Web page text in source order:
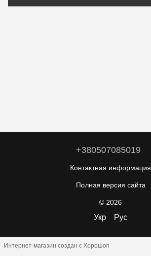
+380507085019
Контактная информация
Полная версия сайта
© 2026
Укр Рус
Интернет-магазин создан с Хорошоп